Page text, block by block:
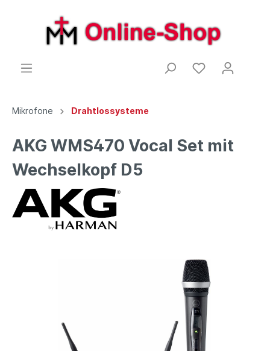
Mikrofone Drahtlossysteme
AKG WMS470 Vocal Set mit
Wechselkopf D5